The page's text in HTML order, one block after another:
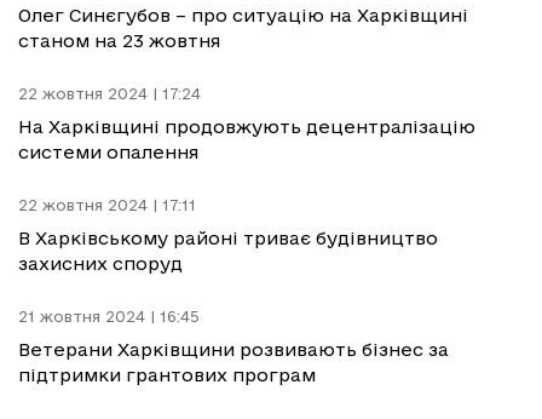
Олег Синєгубов – про ситуацію на Харківщині
станом на 23 жовтня
22 жовтня 2024 | 17:24
На Харківщині продовжують децентралізацію
системи опалення
22 жовтня 2024 | 17:11
В Харківському районі триває будівництво
захисних споруд
21 жовтня 2024 | 16:45
Ветерани Харківщини розвивають бізнес за
підтримки грантових програм